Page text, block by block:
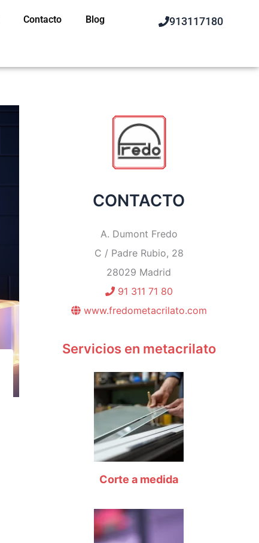
Contacto Blog 913117180
CONTACTO
A. Dumont Fredo
C / Padre Rubio, 28
28029 Madrid
91 311 71 80
www.fredometacrilato.com
Servicios en metacrilato
Corte a medida